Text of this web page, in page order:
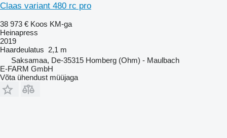
Claas variant 480 rc pro
38 973 € Koos KM-ga
Heinapress
2019
Haardeulatus 2,1 m
Saksamaa, De-35315 Homberg (Ohm) - Maulbach
E-FARM GmbH
Võta ühendust müüjaga